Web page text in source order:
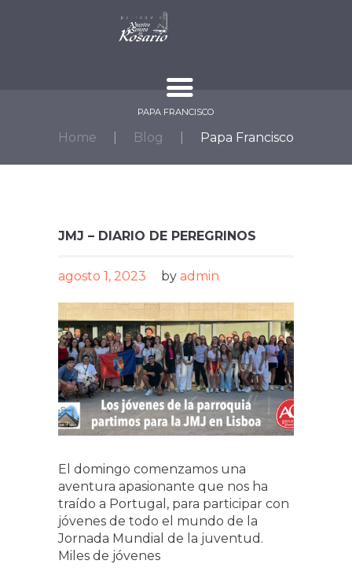
PAPA FRANCISCO
Home Blog Papa Francisco
JMJ – DIARIO DE PEREGRINOS
agosto 1, 2023 by admin
El domingo comenzamos una
aventura apasionante que nos ha
traído a Portugal, para participar con
jóvenes de todo el mundo de la
Jornada Mundial de la juventud.
Miles de jóvenes